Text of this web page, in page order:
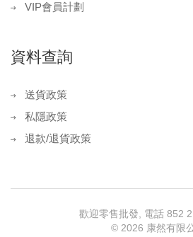
VIP會員計劃
資料查詢
送貨政策
私隱政策
退款/退貨政策
歡迎零售批發, 電話 852
© 2026 康然有限